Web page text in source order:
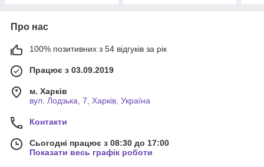
Про нас
100% позитивних з 54 відгуків за рік
Працює з 03.09.2019
м. Харків
вул. Лодзька, 7, Харків, Україна
Контакти
Сьогодні працює з 08:30 до 17:00
Показати весь графік роботи